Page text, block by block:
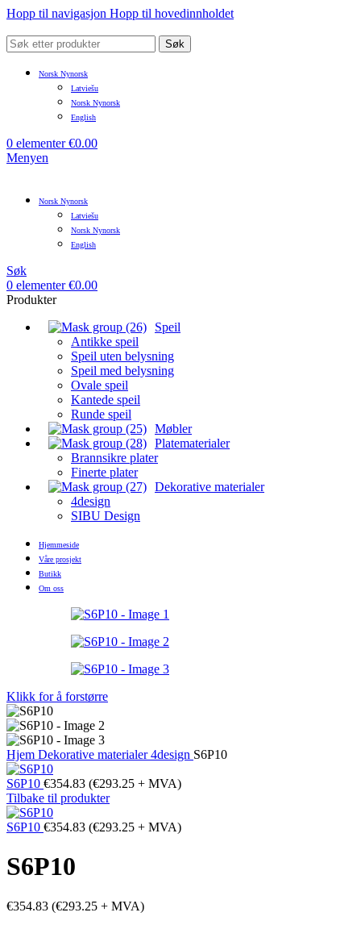
Hopp til navigasjon Hopp til hovedinnholdet
Søk
Norsk Nynorsk
Latviešu
Norsk Nynorsk
English
0 elementer €0.00
Menyen
Norsk Nynorsk
Latviešu
Norsk Nynorsk
English
Søk
0 elementer €0.00
Produkter
Speil
Antikke speil
Speil uten belysning
Speil med belysning
Ovale speil
Kantede speil
Runde speil
Møbler
Platematerialer
Brannsikre plater
Finerte plater
Dekorative materialer
4design
SIBU Design
Hjemmeside
Våre prosjekt
Butikk
Om oss
Klikk for å forstørre
Hjem Dekorative materialer4design S6P10
S6P10 €354.83 (€293.25 + MVA)
Tilbake til produkter
S6P10 €354.83 (€293.25 + MVA)
S6P10
€354.83 (€293.25 + MVA)